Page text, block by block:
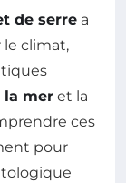
de serre a
le climat,
la mer et la
ces
pour